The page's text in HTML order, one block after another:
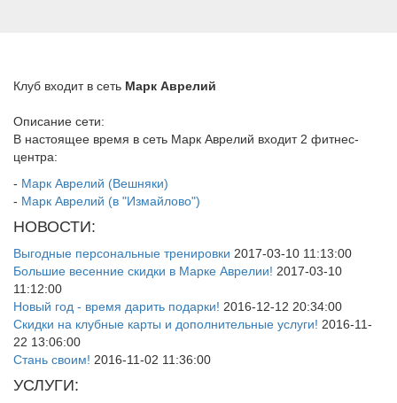
Клуб входит в сеть Марк Аврелий
Описание сети:
В настоящее время в сеть Марк Аврелий входит 2 фитнес-
центра:
- Марк Аврелий (Вешняки)
- Марк Аврелий (в "Измайлово")
НОВОСТИ:
Выгодные персональные тренировки 2017-03-10 11:13:00
Большие весенние скидки в Марке Аврелии! 2017-03-10
11:12:00
Новый год - время дарить подарки! 2016-12-12 20:34:00
Скидки на клубные карты и дополнительные услуги! 2016-11-
22 13:06:00
Стань своим! 2016-11-02 11:36:00
УСЛУГИ: